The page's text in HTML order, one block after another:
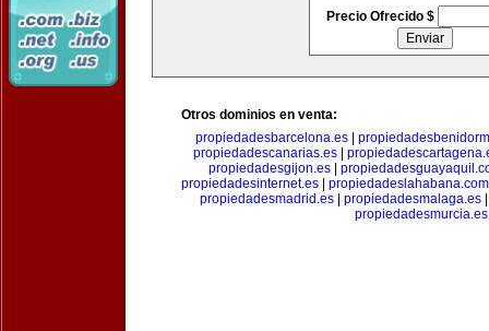
Precio Ofrecido $
Otros dominios en venta:
propiedadesbarcelona.es
propiedadescanarias.es|
propiedadesgijon.es
propiedadesinternet.es
propiedadeslahabana.com
propiedadesmadrid.es
propiedadesmalaga.es
propiedadesmurcia.es